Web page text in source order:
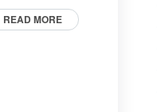
READ MORE